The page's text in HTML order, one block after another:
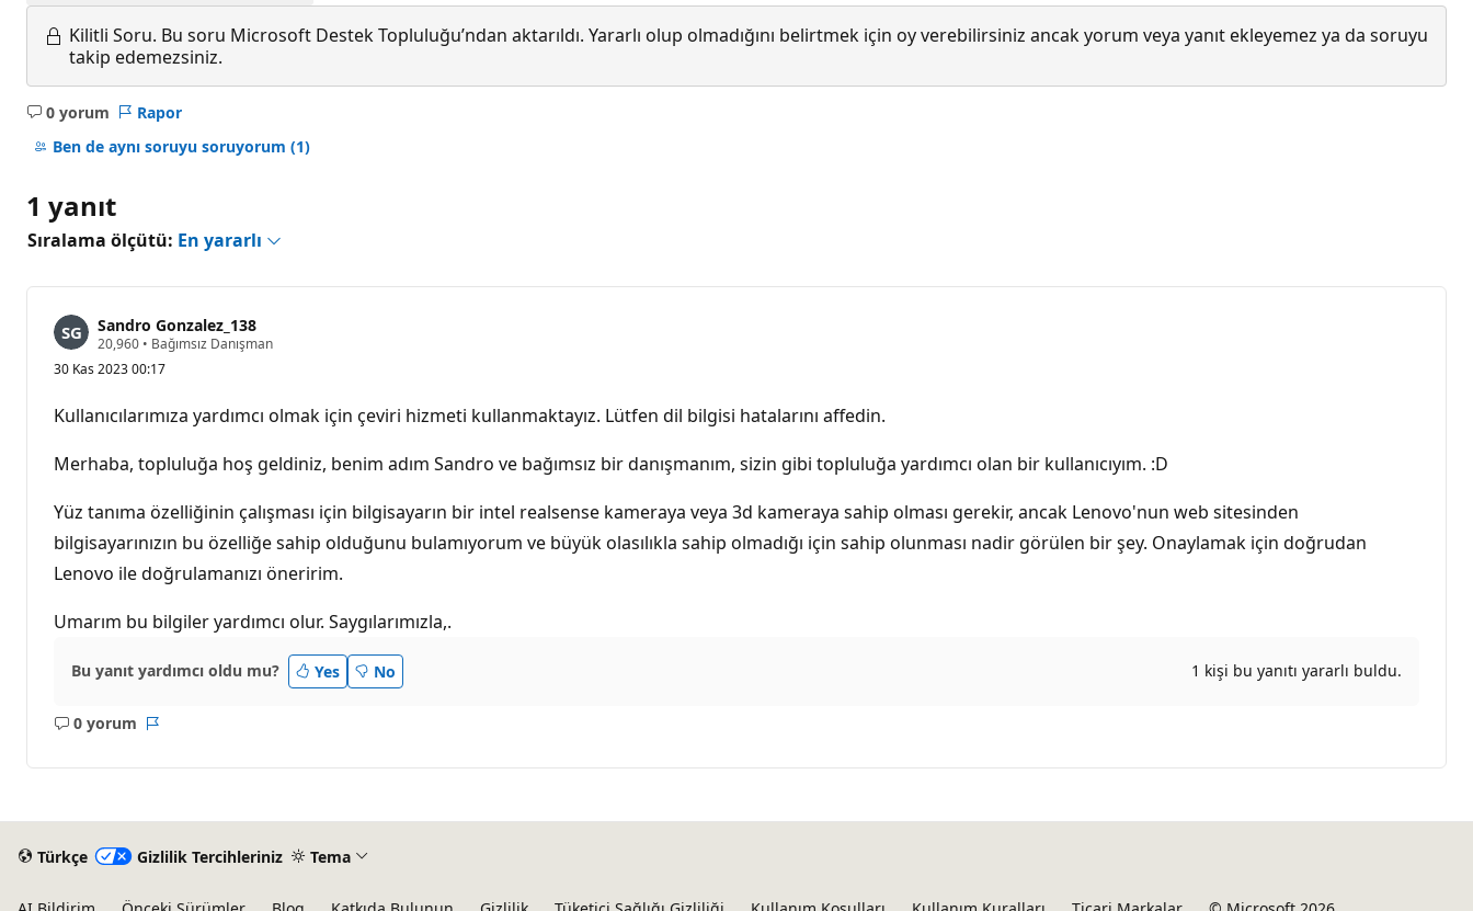
Kilitli Soru. Bu soru Microsoft Destek Topluluğu’ndan aktarıldı. Yararlı olup olmadığını belirtmek için oy verebilirsiniz ancak yorum veya yanıt ekleyemez ya da soruyu
takip edemezsiniz.
0 yorum
Açıklama
yok
Rapor
Ben de aynı soruyu soruyorum (1)
1 yanıt
Sıralama ölçütü: En yararlı
Sandro Gonzalez_138
20,960 S
y
ı
n
ı
k
u
a
n
• Bağımsız Danışman
30 Kas 2023 00:17
Kullanıcılarımıza yardımcı olmak için çeviri hizmeti kullanmaktayız. Lütfen dil bilgisi hatalarını affedin.
Merhaba, topluluğa hoş geldiniz, benim adım Sandro ve bağımsız bir danışmanım, sizin gibi topluluğa yardımcı olan bir kullanıcıyım. :D
Yüz tanıma özelliğinin çalışması için bilgisayarın bir intel realsense kameraya veya 3d kameraya sahip olması gerekir, ancak Lenovo'nun web sitesinden
bilgisayarınızın bu özelliğe sahip olduğunu bulamıyorum ve büyük olasılıkla sahip olmadığı için sahip olunması nadir görülen bir şey. Onaylamak için doğrudan
Lenovo ile doğrulamanızı öneririm.
Umarım bu bilgiler yardımcı olur. Saygılarımızla,.
Bu yanıt yardımcı oldu mu? Yes No 1 kişi bu yanıtı yararlı buldu.
0 yorum
Açıklama
Türkçe Gizlilik Tercihleriniz Tema